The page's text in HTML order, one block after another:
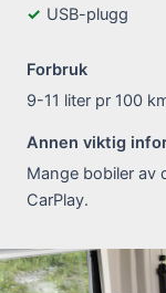
USB-plugg
Forbruk
9-11 liter pr 100
Annen viktig
Mange bobiler av
CarPlay.